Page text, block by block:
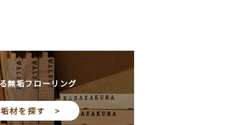
無垢フローリング
垢材を探す >